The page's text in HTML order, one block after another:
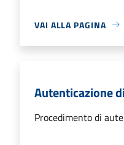
VAI ALLA PAGINA
Autenticazione
Procedimento di